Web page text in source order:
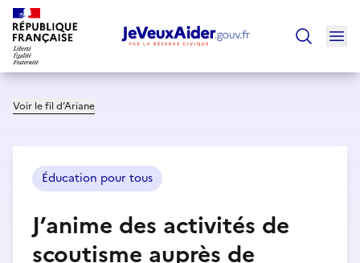
Voir le fil d’Ariane
Éducation pour tous
J’anime des activités de
scoutisme auprès de